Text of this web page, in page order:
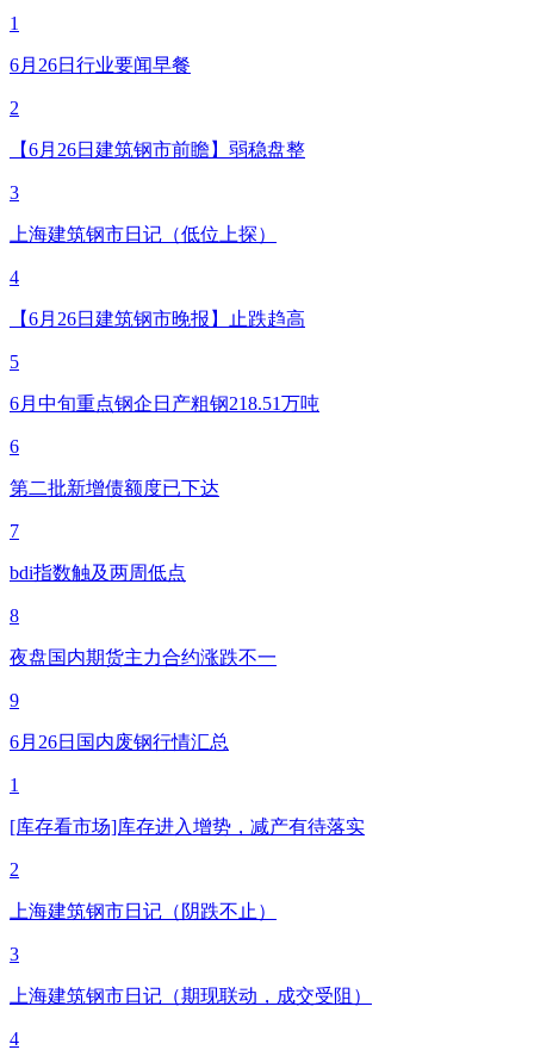
1
6月26日行业要闻早餐
2
【6月26日建筑钢市前瞻】弱稳盘整
3
上海建筑钢市日记（低位上探）
4
【6月26日建筑钢市晚报】止跌趋高
5
6月中旬重点钢企日产粗钢218.51万吨
6
第二批新增债额度已下达
7
bdi指数触及两周低点
8
夜盘国内期货主力合约涨跌不一
9
6月26日国内废钢行情汇总
1
[库存看市场]库存进入增势，减产有待落实
2
上海建筑钢市日记（阴跌不止）
3
上海建筑钢市日记（期现联动，成交受阻）
4